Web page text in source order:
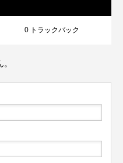
0 トラックバック